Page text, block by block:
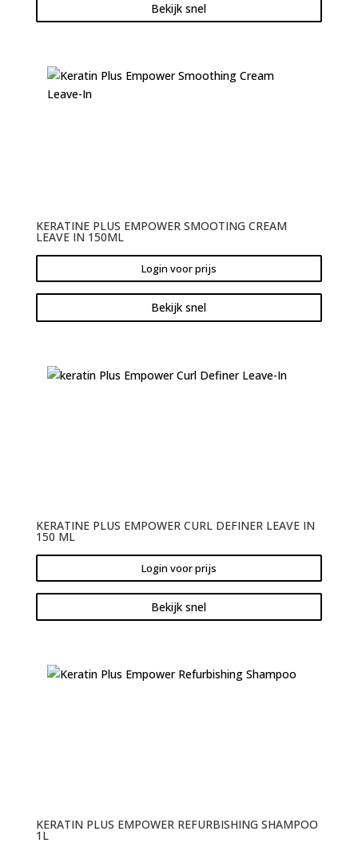
Bekijk snel
KERATINE PLUS EMPOWER SMOOTING CREAM
LEAVE IN 150ML
Login voor prijs
Bekijk snel
KERATINE PLUS EMPOWER CURL DEFINER LEAVE IN
150 ML
Login voor prijs
Bekijk snel
KERATIN PLUS EMPOWER REFURBISHING SHAMPOO
1L